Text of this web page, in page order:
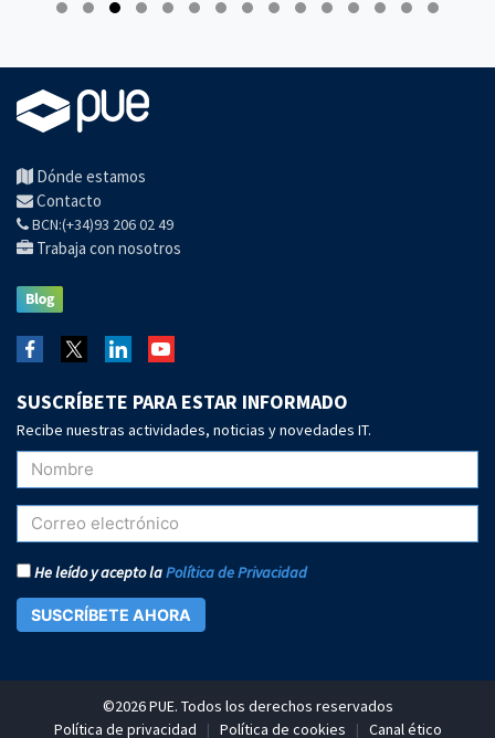
Dónde estamos
Contacto
BCN:(+34)93 206 02 49
Trabaja con nosotros
SUSCRÍBETE PARA ESTAR INFORMADO
Recibe nuestras actividades, noticias y novedades IT.
He leído y acepto laPolítica de Privacidad
SUSCRÍBETE AHORA
©2026 PUE. Todos los derechos reservados
Política de privacidad | Política de cookies | Canal ético